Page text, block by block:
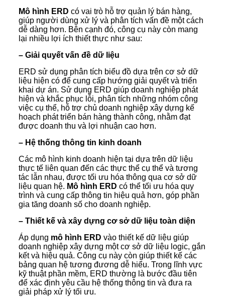
Mô hình ERD có vai trò hỗ trợ quản lý bán hàng,
giúp người dùng xử lý và phân tích vấn đề một cách
dễ dàng hơn. Bên cạnh đó, công cụ này còn mang
lại nhiều lợi ích thiết thực như sau:
– Giải quyết vấn đề dữ liệu
ERD sử dụng phân tích biểu đồ dựa trên cơ sở dữ
liệu hiện có để cung cấp hướng giải quyết và triển
khai dự án. Sử dụng ERD giúp doanh nghiệp phát
hiện và khắc phục lỗi, phân tích những nhóm công
việc cụ thể, hỗ trợ chủ doanh nghiệp xây dựng kế
hoạch phát triển bán hàng thành công, nhằm đạt
được doanh thu và lợi nhuận cao hơn.
– Hệ thống thông tin kinh doanh
Các mô hình kinh doanh hiện tại dựa trên dữ liệu
thực tế liên quan đến các thực thể cụ thể và tương
tác lẫn nhau, được tối ưu hóa thông qua cơ sở dữ
liệu quan hệ. Mô hình ERD có thể tối ưu hóa quy
trình và cung cấp thông tin hiệu quả hơn, góp phần
gia tăng doanh số cho doanh nghiệp.
– Thiết kế và xây dựng cơ sở dữ liệu toàn diện
Áp dụng mô hình ERD vào thiết kế dữ liệu giúp
doanh nghiệp xây dựng một cơ sở dữ liệu logic, gắn
kết và hiệu quả. Công cụ này còn giúp thiết kế các
bảng quan hệ tương đương dễ hiểu. Trong lĩnh vực
kỹ thuật phần mềm, ERD thường là bước đầu tiên
để xác định yêu cầu hệ thống thông tin và đưa ra
giải pháp xử lý tối ưu.